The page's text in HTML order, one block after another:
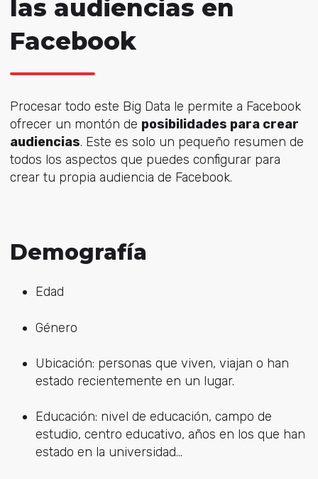
las audiencias en
Facebook
Procesar todo este Big Data le permite a Facebook
ofrecer un montón de posibilidades para crear
audiencias. Este es solo un pequeño resumen de
todos los aspectos que puedes configurar para
crear tu propia audiencia de Facebook.
Demografía
Edad
Género
Ubicación: personas que viven, viajan o han
estado recientemente en un lugar.
Educación: nivel de educación, campo de
estudio, centro educativo, años en los que han
estado en la universidad...